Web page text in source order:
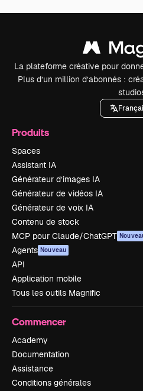
La plateforme créative pour
Plus d’un million d’abonnés :
Produits
Spaces
Assistant IA
Générateur d’images IA
Générateur de vidéos IA
Générateur de voix IA
Contenu de stock
MCP pour Claude/ChatGPT
Agents Nouveau
API
Application mobile
Tous les outils Magnific
Commencer
Academy
Documentation
Assistance
Conditions générales